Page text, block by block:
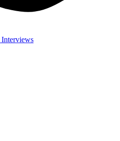
Interviews